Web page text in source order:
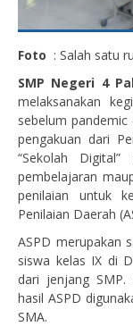
Foto : Salah satu
SMP Negeri 4
melaksanakan
sebelum
pengakuan dari
“Sekolah
pembelajaran
penilaian untuk
Penilaian Daerah
ASPD merupakan
siswa kelas IX di
dari jenjang SMP.
hasil ASPD
SMA.